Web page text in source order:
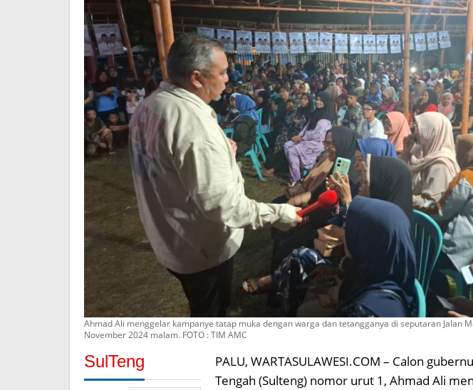
Ahmad Ali menggelar kampanye tatap muka dengan warga dan tetangganya di seputaran Jalan
November 2024 malam. FOTO : TIM AMC
SulTeng
PALU, WARTASULAWESI.COM – Calon
Tengah (Sulteng) nomor urut 1, Ahmad Ali